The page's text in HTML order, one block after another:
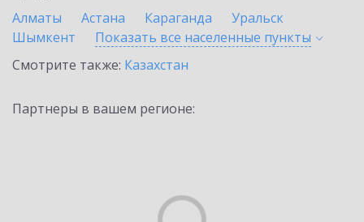
Алматы
Астана Караганда
Уральск
Шымкент
Показать все населенные пункты
Смотрите также: Казахстан
Партнеры в вашем регионе: